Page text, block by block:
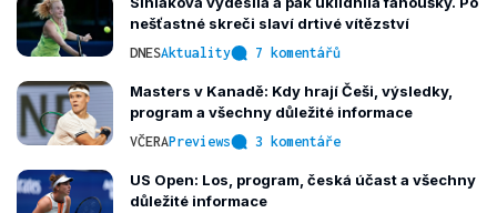
nešťastné skreči slaví drtivé vítězství
DNESAktuality 7 komentářů
Masters v Kanadě: Kdy hrají Češi, výsledky,
program a všechny důležité informace
VČERAPreviews 3 komentáře
US Open: Los, program, česká účast a všechny
důležité informace